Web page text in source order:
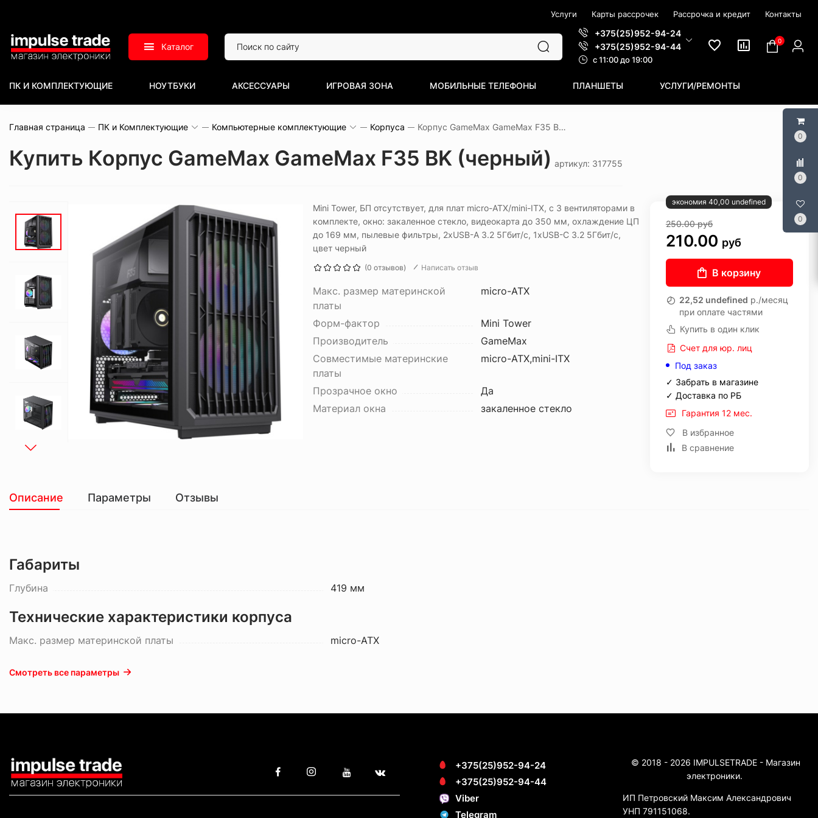
0
0
0
Услуги Карты рассрочек Рассрочка и кредит Контакты
Каталог
+375(25)952-94-24
+375(25)952-94-44
c 11:00 до 19:00
0
ПК И КОМПЛЕКТУЮЩИЕ НОУТБУКИ АКСЕССУАРЫ ИГРОВАЯ ЗОНА МОБИЛЬНЫЕ ТЕЛЕФОНЫ ПЛАНШЕТЫ УСЛУГИ/РЕМОНТЫ
Главная страница ПК и Комплектующие Компьютерные комплектующие Корпуса Корпус GameMax GameMax F35 BK (черный)
Купить Корпус GameMax GameMax F35 BK (черный) артикул: 317755
Mini Tower, БП отсутствует, для плат micro-ATX/mini-ITX, с 3 вентиляторами в
комплекте, окно: закаленное стекло, видеокарта до 350 мм, охлаждение ЦП
до 169 мм, пылевые фильтры, 2xUSB-A 3.2 5Гбит/с, 1xUSB-C 3.2 5Гбит/с,
цвет черный
(0 отзывов) Написать отзыв
Макс. размер материнской
платы
micro-ATX
Форм-фактор
Mini Tower
Производитель
GameMax
Совместимые материнские
платы
micro-ATX,mini-ITX
Прозрачное окно
Да
Материал окна
закаленное стекло
экономия 40,00 undefined
250.00руб
210.00 руб
В корзину
22,52 undefined р./месяц
при оплате частями
Купить в один клик
Счет для юр. лиц
Под заказ
✓ Забрать в магазине
✓ Доставка по РБ
Гарантия 12 мес.
В избранное
В сравнение
Описание Параметры Отзывы
Габариты
Глубина 419 мм
Технические характеристики корпуса
Макс. размер материнской платы micro-ATX
Смотреть все параметры
+375(25)952-94-24
+375(25)952-94-44
Viber
Telegram
© 2018 - 2026 IMPULSETRADE - Магазин
электроники.
ИП Петровский Максим Александрович
УНП 791151068.